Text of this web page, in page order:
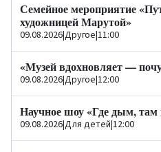
Семейное мероприятие
художницей Марутой»
09.08.2026|Другое|11:00
«Музей вдохновляет —
09.08.2026|Другое|12:00
Научное шоу «Где дым, там
09.08.2026|Для детей|12:00